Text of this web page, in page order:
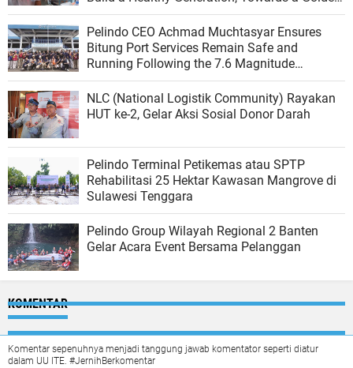
Indonesia
Pelindo CEO Achmad Muchtasyar Ensures
Bitung Port Services Remain Safe and
Running Following the 7.6 Magnitude
Earthquake
NLC (National Logistik Community) Rayakan
HUT ke-2, Gelar Aksi Sosial Donor Darah
Pelindo Terminal Petikemas atau SPTP
Rehabilitasi 25 Hektar Kawasan Mangrove di
Sulawesi Tenggara
Pelindo Group Wilayah Regional 2 Banten
Gelar Acara Event Bersama Pelanggan
KOMENTAR
Komentar sepenuhnya menjadi tanggung jawab komentator seperti diatur
dalam UU ITE. #JernihBerkomentar